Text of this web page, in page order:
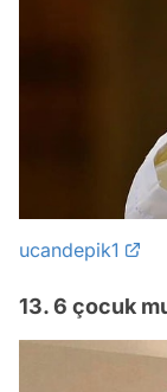
ucandepik1
13. 6 çocuk